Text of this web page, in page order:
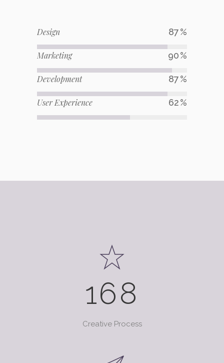
Design 87
Marketing 90
Development 87
User Experience 62
168
Creative Process